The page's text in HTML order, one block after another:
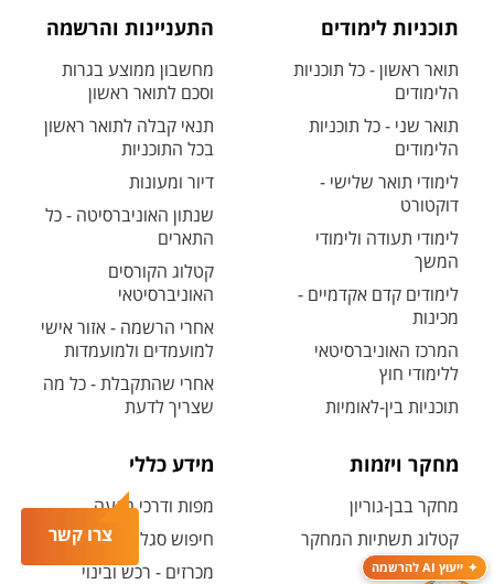
צרו קשר
ייעוץ AI להרשמה
תוכניות לימודים
תואר ראשון - כל תוכניות
הלימודים
תואר שני - כל תוכניות
הלימודים
לימודי תואר שלישי -
דוקטורט
לימודי תעודה ולימודי
המשך
לימודים קדם אקדמיים -
מכינות
המרכז האוניברסיטאי
ללימודי חוץ
תוכניות בין-לאומיות
התעניינות והרשמה
מחשבון ממוצע בגרות
וסכם לתואר ראשון
תנאי קבלה לתואר ראשון
בכל התוכניות
דיור ומעונות
שנתון האוניברסיטה - כל
התארים
קטלוג הקורסים
האוניברסיטאי
אחרי הרשמה - אזור אישי
למועמדים ולמועמדות
אחרי שהתקבלת - כל מה
שצריך לדעת
מחקר ויזמות
מחקר בבן-גוריון
קטלוג תשתיות המחקר
(אנגלית)
מידע כללי
מפות ודרכי הגעה
חיפוש סגל ופרטי קשר
מכרזים - רכש ובינוי